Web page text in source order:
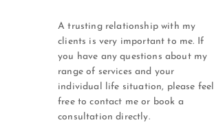
A trusting relationship with my
clients is very important to me. If
you have any questions about my
range of services and your
individual life situation, please feel
free to contact me or book a
consultation directly.